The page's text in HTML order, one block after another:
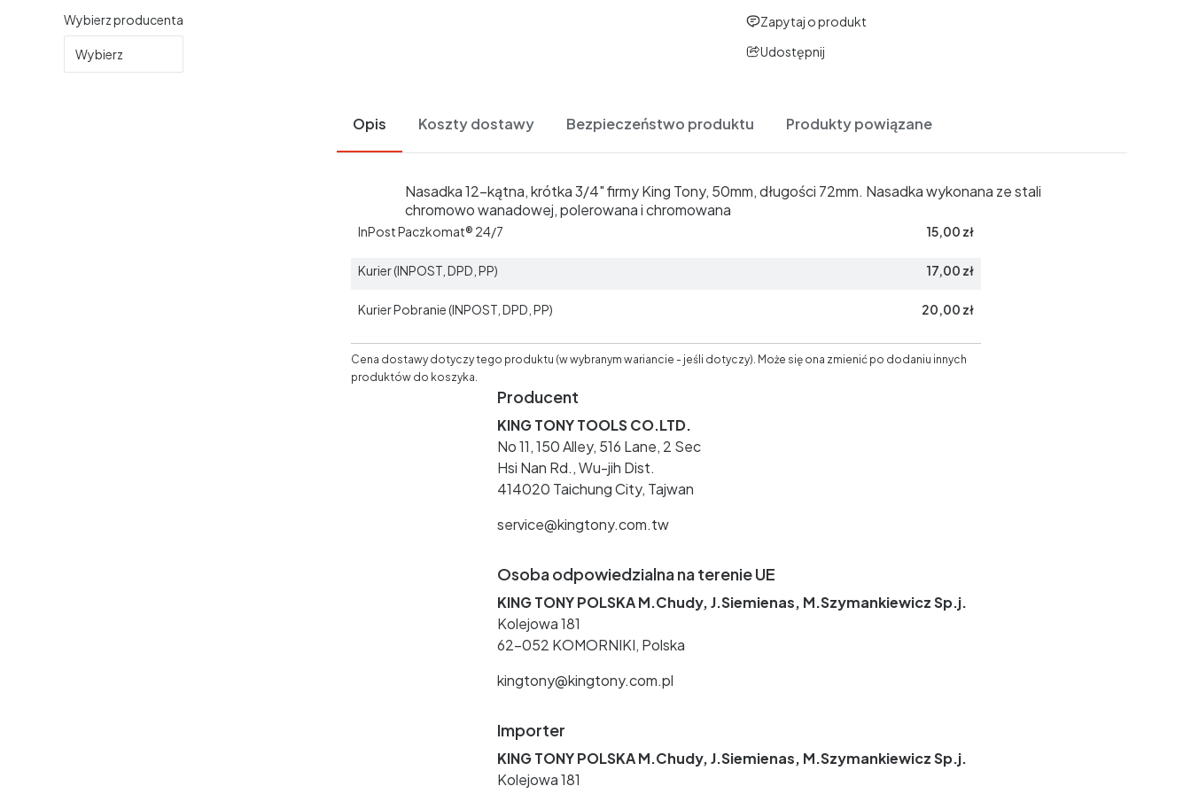
Wybierz producenta
Wybierz
Zapytaj o produkt
Udostępnij
Opis Koszty dostawy Bezpieczeństwo produktu Produkty powiązane
Nasadka 12-kątna, krótka 3/4" firmy King Tony, 50mm, długości 72mm. Nasadka wykonana ze stali
chromowo wanadowej, polerowana i chromowana
InPost Paczkomat® 24/7 15,00 zł
Kurier (INPOST, DPD, PP) 17,00 zł
Kurier Pobranie (INPOST, DPD, PP) 20,00 zł
Cena dostawy dotyczy tego produktu (w wybranym wariancie - jeśli dotyczy). Może się ona zmienić po dodaniu innych
produktów do koszyka.
Producent
KING TONY TOOLS CO.LTD.
No 11, 150 Alley, 516 Lane, 2 Sec
Hsi Nan Rd., Wu-jih Dist.
414020 Taichung City, Tajwan
service@kingtony.com.tw
Osoba odpowiedzialna na terenie UE
KING TONY POLSKA M.Chudy, J.Siemienas, M.Szymankiewicz Sp.j.
Kolejowa 181
62-052 KOMORNIKI, Polska
kingtony@kingtony.com.pl
Importer
KING TONY POLSKA M.Chudy, J.Siemienas, M.Szymankiewicz Sp.j.
Kolejowa 181